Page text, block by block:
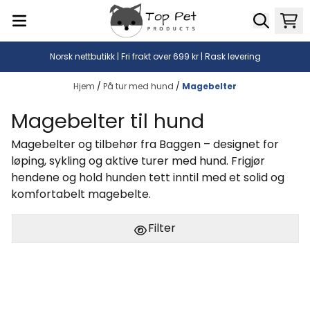
Hopp til innhold
Norsk nettbutikk | Fri frakt over 699 kr | Rask levering
Hjem / På tur med hund / Magebelter
Magebelter til hund
Magebelter og tilbehør fra Baggen – designet for
løping, sykling og aktive turer med hund. Frigjør
hendene og hold hunden tett inntil med et solid og
komfortabelt magebelte.
Filter